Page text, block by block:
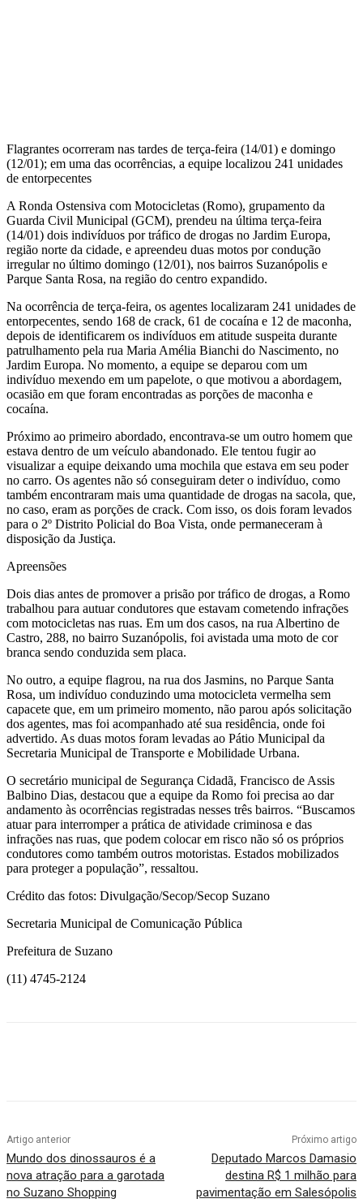
Flagrantes ocorreram nas tardes de terça-feira (14/01) e domingo
(12/01); em uma das ocorrências, a equipe localizou 241 unidades
de entorpecentes
A Ronda Ostensiva com Motocicletas (Romo), grupamento da
Guarda Civil Municipal (GCM), prendeu na última terça-feira
(14/01) dois indivíduos por tráfico de drogas no Jardim Europa,
região norte da cidade, e apreendeu duas motos por condução
irregular no último domingo (12/01), nos bairros Suzanópolis e
Parque Santa Rosa, na região do centro expandido.
Na ocorrência de terça-feira, os agentes localizaram 241 unidades de
entorpecentes, sendo 168 de crack, 61 de cocaína e 12 de maconha,
depois de identificarem os indivíduos em atitude suspeita durante
patrulhamento pela rua Maria Amélia Bianchi do Nascimento, no
Jardim Europa. No momento, a equipe se deparou com um
indivíduo mexendo em um papelote, o que motivou a abordagem,
ocasião em que foram encontradas as porções de maconha e
cocaína.
Próximo ao primeiro abordado, encontrava-se um outro homem que
estava dentro de um veículo abandonado. Ele tentou fugir ao
visualizar a equipe deixando uma mochila que estava em seu poder
no carro. Os agentes não só conseguiram deter o indivíduo, como
também encontraram mais uma quantidade de drogas na sacola, que,
no caso, eram as porções de crack. Com isso, os dois foram levados
para o 2º Distrito Policial do Boa Vista, onde permaneceram à
disposição da Justiça.
Apreensões
Dois dias antes de promover a prisão por tráfico de drogas, a Romo
trabalhou para autuar condutores que estavam cometendo infrações
com motocicletas nas ruas. Em um dos casos, na rua Albertino de
Castro, 288, no bairro Suzanópolis, foi avistada uma moto de cor
branca sendo conduzida sem placa.
No outro, a equipe flagrou, na rua dos Jasmins, no Parque Santa
Rosa, um indivíduo conduzindo uma motocicleta vermelha sem
capacete que, em um primeiro momento, não parou após solicitação
dos agentes, mas foi acompanhado até sua residência, onde foi
advertido. As duas motos foram levadas ao Pátio Municipal da
Secretaria Municipal de Transporte e Mobilidade Urbana.
O secretário municipal de Segurança Cidadã, Francisco de Assis
Balbino Dias, destacou que a equipe da Romo foi precisa ao dar
andamento às ocorrências registradas nesses três bairros. “Buscamos
atuar para interromper a prática de atividade criminosa e das
infrações nas ruas, que podem colocar em risco não só os próprios
condutores como também outros motoristas. Estados mobilizados
para proteger a população”, ressaltou.
Crédito das fotos: Divulgação/Secop/Secop Suzano
Secretaria Municipal de Comunicação Pública
Prefeitura de Suzano
(11) 4745-2124
Artigo anterior
Mundo dos dinossauros é a
nova atração para a garotada
no Suzano Shopping
Próximo artigo
Deputado Marcos Damasio
destina R$ 1 milhão para
pavimentação em Salesópolis